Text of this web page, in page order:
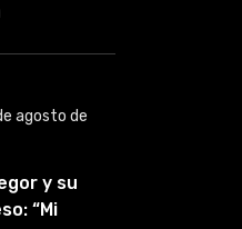
agosto de
y su
“Mi